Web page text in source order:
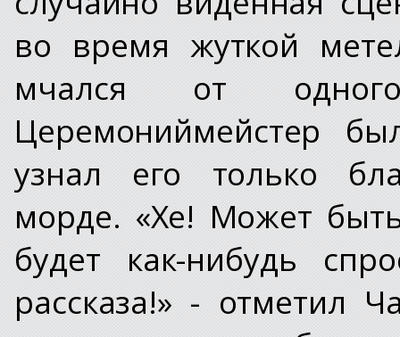
во время жуткой
мчался от
Церемониймейстер
узнал его только
морде. «Хе! Может
будет как-нибудь
рассказа!» - отметил